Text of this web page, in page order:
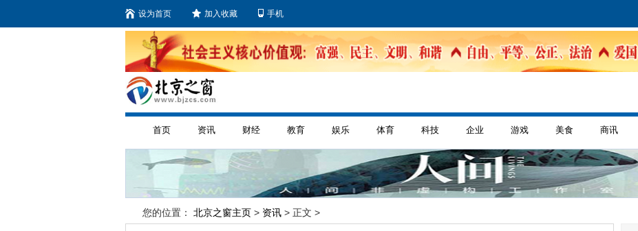
设为首页 加入收藏 手机
首页 资讯 财经 教育 娱乐 体育 科技 企业 游戏 美食 商讯
您的位置： 北京之窗主页 > 资讯 > 正文 >